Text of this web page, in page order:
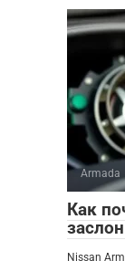
Armada
Как
Nissan